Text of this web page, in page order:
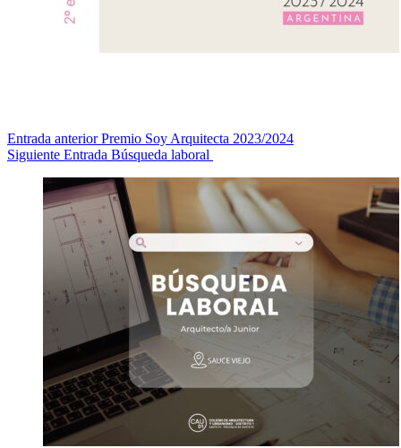
Entrada anteriorPremio Soy Arquitecta 2023/2024
Siguiente Entrada Búsqueda laboral